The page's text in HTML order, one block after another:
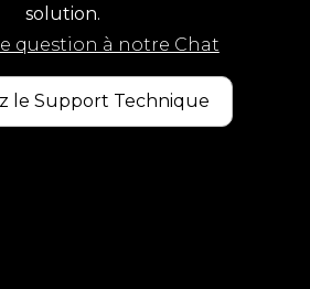
solution.
le Support Technique